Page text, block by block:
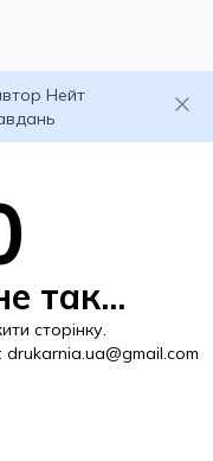
Нейт
так...
сторінку.
drukarnia.ua@gmail.com